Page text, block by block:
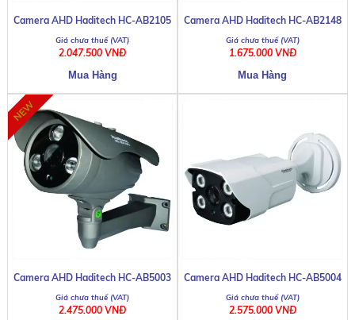
Camera AHD Haditech HC-AB2105
2.047.500 VNĐ
Camera AHD Haditech HC-AB2148
1.675.000 VNĐ
Camera AHD Haditech HC-AB5003
2.475.000 VNĐ
Camera AHD Haditech HC-AB5004
2.575.000 VNĐ